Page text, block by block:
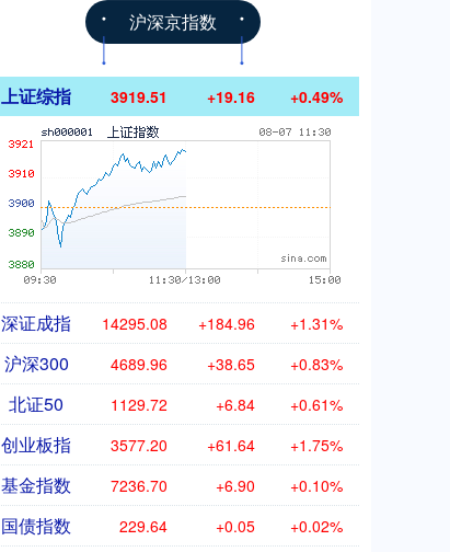
沪深京指数
上证综指 3919.51 +19.16 +0.49%
深证成指 14295.08 +184.96 +1.31%
沪深300 4689.96 +38.65 +0.83%
北证50 1129.72 +6.84 +0.61%
创业板指 3577.20 +61.64 +1.75%
基金指数 7236.70 +6.90 +0.10%
国债指数 229.64 +0.05 +0.02%